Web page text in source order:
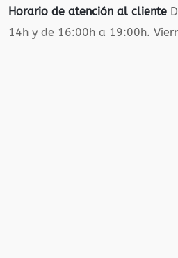
Horario de atención al cliente
14h y de 16:00h a 19:00h.